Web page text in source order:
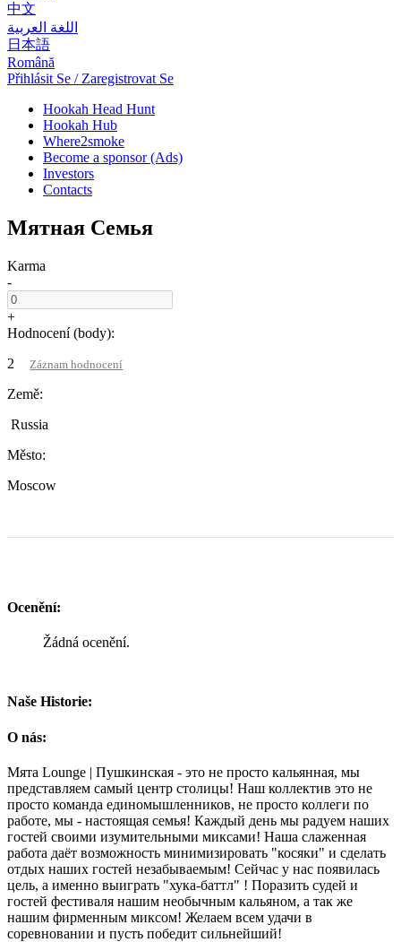
中文
اللغة العربية
日本語
Română
Přihlásit Se / Zaregistrovat Se
Hookah Head Hunt
Hookah Hub
Where2smoke
Become a sponsor (Ads)
Investors
Contacts
Мятная Семья
Karma
-
+
Hodnocení (body):
2
Záznam hodnocení
Země:
Russia
Město:
Moscow
Ocenění:
Žádná ocenění.
Naše Historie:
O nás:
Мята Lounge | Пушкинская - это не просто кальянная, мы
представляем самый центр столицы! Наш коллектив это не
просто команда единомышленников, не просто коллеги по
работе, мы - настоящая семья! Каждый день мы радуем наших
гостей своими изумительными миксами! Наша слаженная
работа даёт возможность минимизировать "косяки" и сделать
отдых наших гостей незабываемым! Сейчас у нас появилась
цель, а именно выиграть "хука-баттл" ! Поразить судей и
гостей фестиваля нашим необычным кальяном, а так же
нашим фирменным миксом! Желаем всем удачи в
соревновании и пусть победит сильнейший!